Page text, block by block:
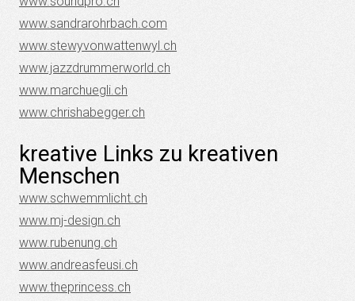
www.sandrarohrbach.com
www.stewyvonwattenwyl.ch
www.jazzdrummerworld.ch
www.marchuegli.ch
www.chrishabegger.ch
kreative Links zu kreativen
Menschen
www.schwemmlicht.ch
www.mj-design.ch
www.rubenung.ch
www.andreasfeusi.ch
www.theprincess.ch